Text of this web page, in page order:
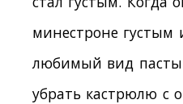
минестроне густым
любимый вид пасты.
убрать кастрюлю с